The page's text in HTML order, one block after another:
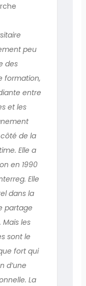
peu
des
formation,
entre
et les
de la
Elle a
en 1990
Elle
dans la
partage
les
sont le
fort qui
d’une
La